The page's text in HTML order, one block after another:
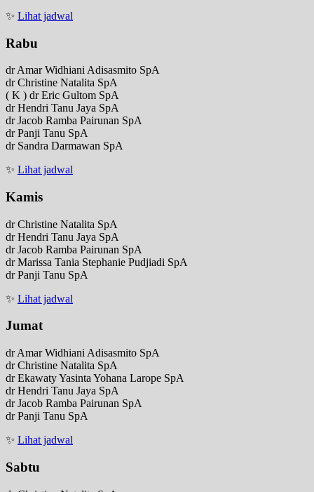
✨ Lihat jadwal
Rabu
dr Amar Widhiani Adisasmito SpA
dr Christine Natalita SpA
( K ) dr Eric Gultom SpA
dr Hendri Tanu Jaya SpA
dr Jacob Ramba Pairunan SpA
dr Panji Tanu SpA
dr Sandra Darmawan SpA
✨ Lihat jadwal
Kamis
dr Christine Natalita SpA
dr Hendri Tanu Jaya SpA
dr Jacob Ramba Pairunan SpA
dr Marissa Tania Stephanie Pudjiadi SpA
dr Panji Tanu SpA
✨ Lihat jadwal
Jumat
dr Amar Widhiani Adisasmito SpA
dr Christine Natalita SpA
dr Ekawaty Yasinta Yohana Larope SpA
dr Hendri Tanu Jaya SpA
dr Jacob Ramba Pairunan SpA
dr Panji Tanu SpA
✨ Lihat jadwal
Sabtu